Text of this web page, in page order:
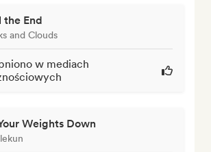
the End
and Clouds
w mediach
Weights Down